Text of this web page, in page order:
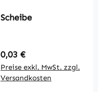
Scheibe
Regulärer Preis:
0,03 €
Preise exkl. MwSt. zzgl.
Versandkosten